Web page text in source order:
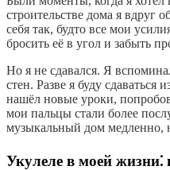
строительстве дома я вдруг
себя так, будто все мои
бросить её в угол и забыть
Но я не сдавался. Я
стен. Разве я буду
нашёл новые уроки,
мои пальцы стали более
музыкальный дом медленно,
Укулеле в моей